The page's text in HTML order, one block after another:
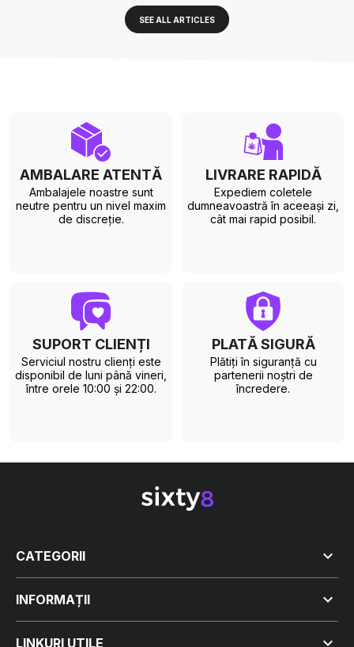
SEE ALL ARTICLES
AMBALARE ATENTĂ
Ambalajele noastre sunt
neutre pentru un nivel maxim
de discreție.
LIVRARE RAPIDĂ
Expediem coletele
dumneavoastră în aceeași zi,
cât mai rapid posibil.
SUPORT CLIENȚI
Serviciul nostru clienți este
disponibil de luni până vineri,
între orele 10:00 și 22:00.
PLATĂ SIGURĂ
Plătiți în siguranță cu
partenerii noștri de
încredere.
CATEGORII 
INFORMAȚII 
LINKURI UTILE 